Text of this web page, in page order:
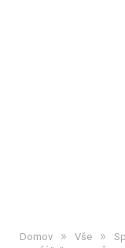
Domov » Vše »